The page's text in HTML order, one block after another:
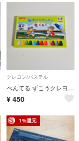
クレヨン/パステル
ぺんてる ずこうクレヨン 極太 12色 PTCG1-12(1セット)
¥ 450
1%還元